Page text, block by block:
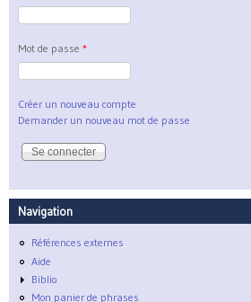
Mot de passe *
Créer un nouveau compte
Demander un nouveau mot de passe
Navigation
Références externes
Aide
Biblio
Mon panier de phrases